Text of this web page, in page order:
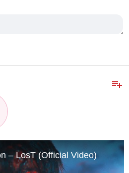
playlist_add
– LosT (Official Video)